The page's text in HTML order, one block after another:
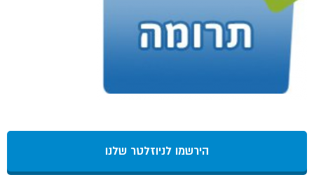
הירשמו לניוזלטר שלנו